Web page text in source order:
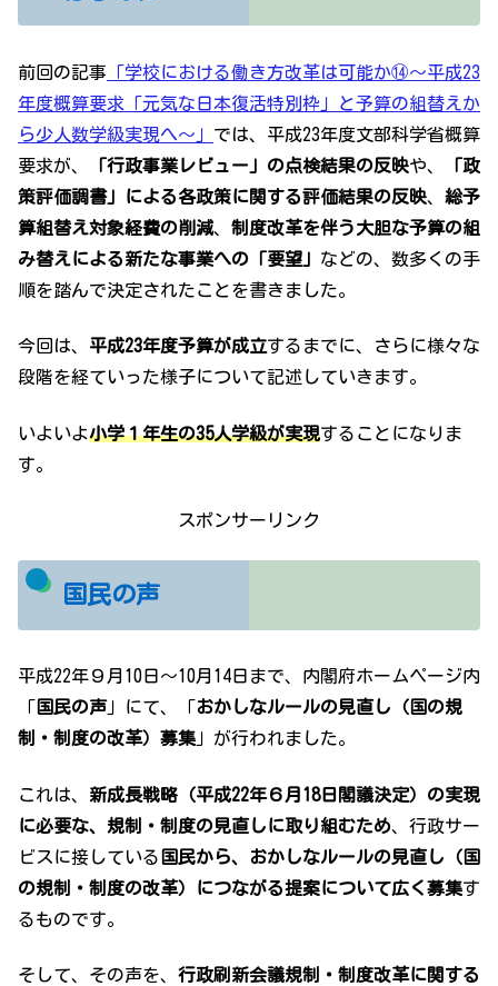
前回の記事 「学校における働き方改革は可能か⑭～平成23
年度概算要求「元気な日本復活特別枠」と予算の組替えか
ら少人数学級実現へ～」 では、平成23年度文部科学省概算
要求が、
「行政事業レビュー」の点検結果の反映や、
「政
策評価調書」による各政策に関する評価結果の反映、 総予
算組替え対象経費の削減、 制度改革を伴う大胆な予算の組
み替えによる新たな事業への「要望」 などの、数多くの手
順を踏んで決定されたことを書きました。
今回は、 平成23年度予算が成立するまでに、さらに様々な
段階を経ていった様子について記述していきます。
いよいよ小学１年生の35人学級が実現することになりま
す。
スポンサーリンク
国民の声
平成22年９月10日～10月14日まで、内閣府ホームページ内
「 国民の声」にて、「おかしなルールの見直し（国の規
制・制度の改革）募集」が行われました。
これは、 新成長戦略（平成22年６月18日閣議決定）の実現
に必要な、規制・制度の見直しに取り組むため、行政サー
ビスに接している 国民から、おかしなルールの見直し（国
の規制・制度の改革）につながる提案について広く募集す
るものです。
そして、その声を、 行政刷新会議規制・制度改革に関する